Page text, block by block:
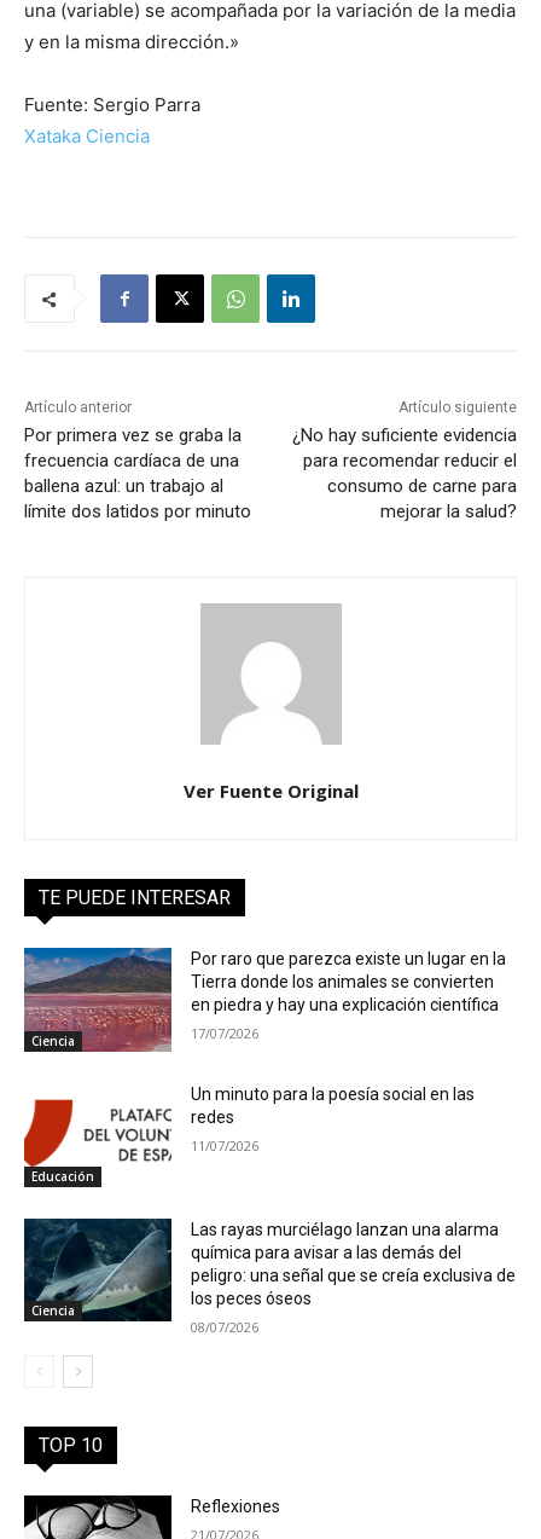
una (variable) se acompañada por la variación de la media
y en la misma dirección.»
Fuente: Sergio Parra
Xataka Ciencia
Artículo anterior
Por primera vez se graba la
frecuencia cardíaca de una
ballena azul: un trabajo al
límite dos latidos por minuto
Artículo siguiente
¿No hay suficiente evidencia
para recomendar reducir el
consumo de carne para
mejorar la salud?
Ver Fuente Original
TE PUEDE INTERESAR
Ciencia
Por raro que parezca existe un lugar en la
Tierra donde los animales se convierten
en piedra y hay una explicación científica
17/07/2026
Educación
Un minuto para la poesía social en las
redes
11/07/2026
Ciencia
Las rayas murciélago lanzan una alarma
química para avisar a las demás del
peligro: una señal que se creía exclusiva de
los peces óseos
08/07/2026
TOP 10
Reflexiones
21/07/2026